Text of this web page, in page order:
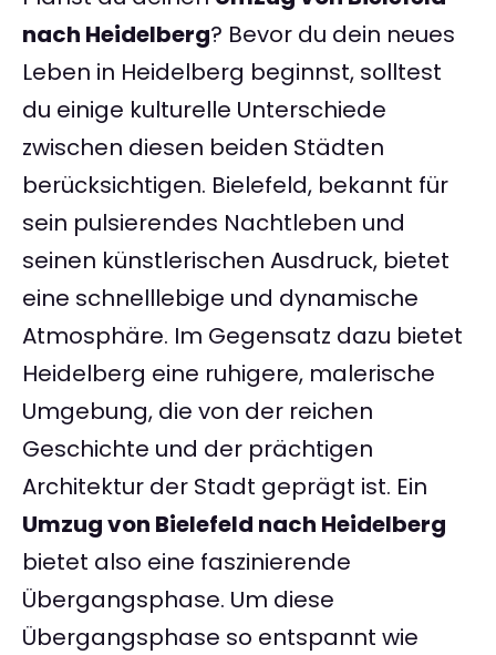
nach Heidelberg? Bevor du dein neues
Leben in Heidelberg beginnst, solltest
du einige kulturelle Unterschiede
zwischen diesen beiden Städten
berücksichtigen. Bielefeld, bekannt für
sein pulsierendes Nachtleben und
seinen künstlerischen Ausdruck, bietet
eine schnelllebige und dynamische
Atmosphäre. Im Gegensatz dazu bietet
Heidelberg eine ruhigere, malerische
Umgebung, die von der reichen
Geschichte und der prächtigen
Architektur der Stadt geprägt ist. Ein
Umzug von Bielefeld nach Heidelberg
bietet also eine faszinierende
Übergangsphase. Um diese
Übergangsphase so entspannt wie